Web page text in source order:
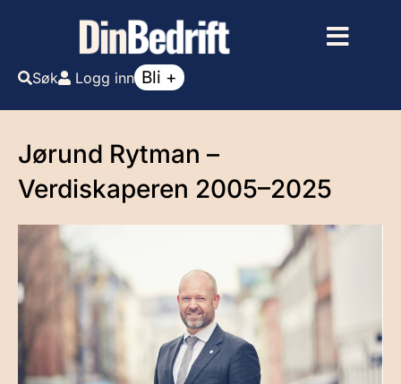
Søk Logg inn Bli +
Jørund Rytman –
Verdiskaperen 2005–2025